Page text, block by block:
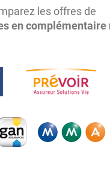
les offres de
en